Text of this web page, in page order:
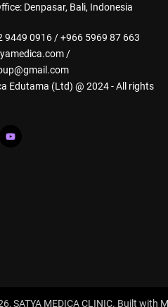
Denpasar, Bali, Indonesia
9449 0916 / +966 5969 87 663
/
Edutama (Ltd) @ 2024 - All rights
SATYA MEDICA CLINIC. Built with